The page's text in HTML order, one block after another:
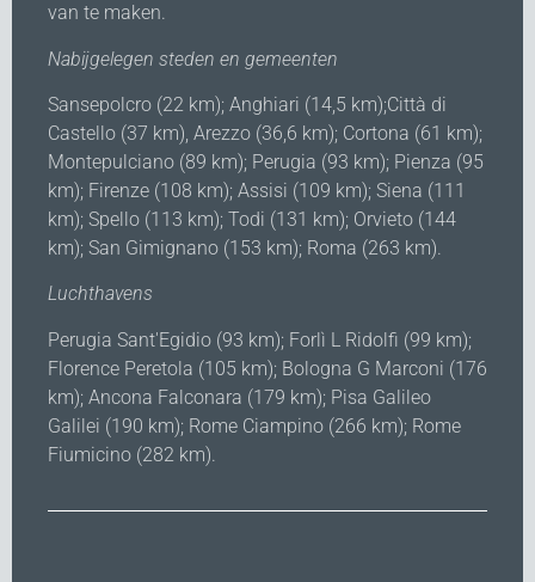
van te maken.
Nabijgelegen steden en gemeenten
Sansepolcro (22 km); Anghiari (14,5 km);Città di
Castello (37 km), Arezzo (36,6 km); Cortona (61 km);
Montepulciano (89 km); Perugia (93 km); Pienza (95
km); Firenze (108 km); Assisi (109 km); Siena (111
km); Spello (113 km); Todi (131 km); Orvieto (144
km); San Gimignano (153 km); Roma (263 km).
Luchthavens
Perugia Sant'Egidio (93 km); Forlì L Ridolfi (99 km);
Florence Peretola (105 km); Bologna G Marconi (176
km); Ancona Falconara (179 km); Pisa Galileo
Galilei (190 km); Rome Ciampino (266 km); Rome
Fiumicino (282 km).